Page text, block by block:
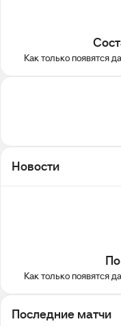
Как только появятся
Новости
Как только появятся
Последние матчи